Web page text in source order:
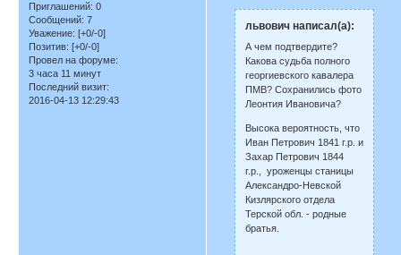
Приглашений: 0
Сообщений: 7
Уважение: [+0/-0]
Позитив: [+0/-0]
Провел на форуме:
3 часа 11 минут
Последний визит:
2016-04-13 12:29:43
львович написал(а):
А чем подтвердите?
Какова судьба полного
георгиевского кавалера
ПМВ? Сохранились фото
Леонтия Ивановича?
Высока вероятность, что
Иван Петрович 1841 г.р. и
Захар Петрович 1844
г.р., уроженцы станицы
Александро-Невской
Кизлярского отдела
Терской обл. - родные
братья.